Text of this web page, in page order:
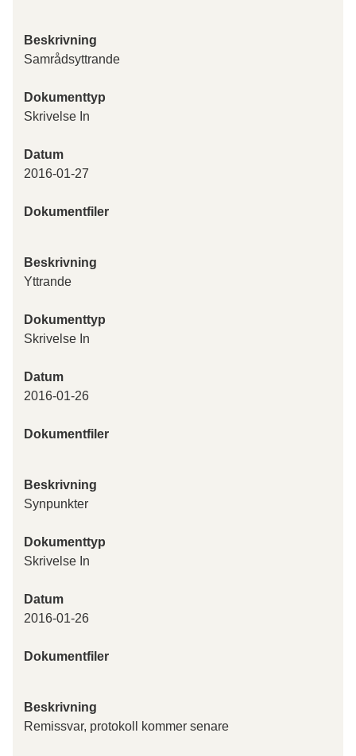
Beskrivning
Samrådsyttrande
Dokumenttyp
Skrivelse In
Datum
2016-01-27
Dokumentfiler
Beskrivning
Yttrande
Dokumenttyp
Skrivelse In
Datum
2016-01-26
Dokumentfiler
Beskrivning
Synpunkter
Dokumenttyp
Skrivelse In
Datum
2016-01-26
Dokumentfiler
Beskrivning
Remissvar, protokoll kommer senare